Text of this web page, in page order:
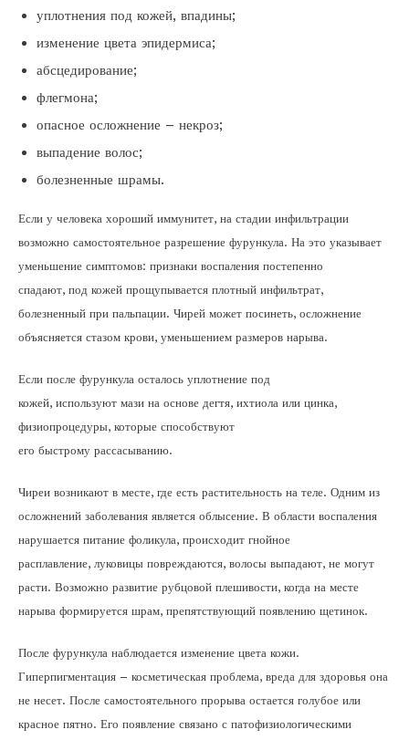
уплотнения под кожей, впадины;
изменение цвета эпидермиса;
абсцедирование;
флегмона;
опасное осложнение – некроз;
выпадение волос;
болезненные шрамы.
Если у человека хороший иммунитет, на стадии инфильтрации
возможно самостоятельное разрешение фурункула. На это указывает
уменьшение симптомов: признаки воспаления постепенно
спадают, под кожей прощупывается плотный инфильтрат,
болезненный при пальпации. Чирей может посинеть, осложнение
объясняется стазом крови, уменьшением размеров нарыва.
Если после фурункула осталось уплотнение под
кожей, используют мази на основе дегтя, ихтиола или цинка,
физиопроцедуры, которые способствуют
его быстрому рассасыванию.
Чиреи возникают в месте, где есть растительность на теле. Одним из
осложнений заболевания является облысение. В области воспаления
нарушается питание фоликула, происходит гнойное
расплавление, луковицы повреждаются, волосы выпадают, не могут
расти. Возможно развитие рубцовой плешивости, когда на месте
нарыва формируется шрам, препятствующий появлению щетинок.
После фурункула наблюдается изменение цвета кожи.
Гиперпигментация – косметическая проблема, вреда для здоровья она
не несет. После самостоятельного прорыва остается голубое или
красное пятно. Его появление связано с патофизиологическими